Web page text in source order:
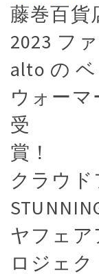
藤巻百貨
2023 フ
alto の
ウォーマ
受
クラウ
ヤフェ
ロジェク